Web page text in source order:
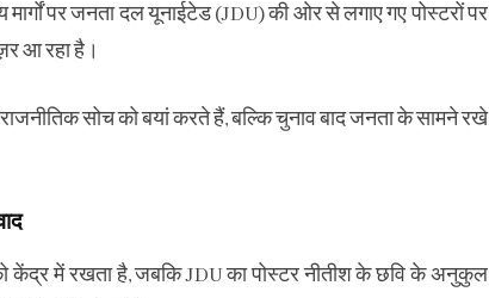
पर जनता दल यूनाईटेड (JDU) की ओर से लगाए गए पोस्टरों पर
आ रहा है।
सोच को बयां करते हैं, बल्कि चुनाव बाद जनता के सामने रखे
केंद्र में रखता है, जबकि JDU का पोस्टर नीतीश के छवि के अनुकुल